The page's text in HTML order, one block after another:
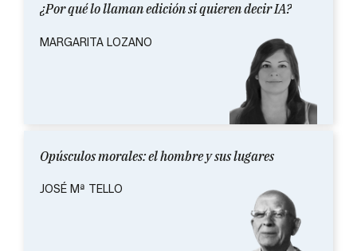
¿Por qué lo llaman edición si quieren decir IA?
MARGARITA LOZANO
Opúsculos morales: el hombre y sus lugares
JOSÉ Mª TELLO